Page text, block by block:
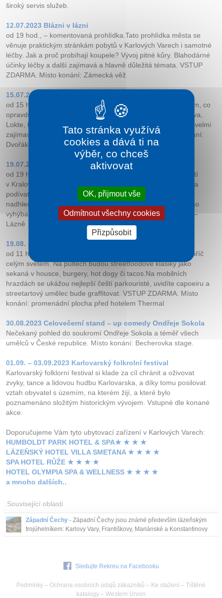
široký servis služeb.
12.07.2023 Blázni v lázni
od 19 hod., – komentovaná prohlídka.Tato prohlídka města se
věnuje praktickým stránkám pobytů v Karlových Varech i samotné
léčby. Jak a proč probíhají koupele? Vývoj pitné kůry. Blahodárné
účinky léčby a další zajímavá a hlavně důležitá témata. VSTUP
ZDARMA. Místo konání: Zámecká věž
15.07.2023 Náš kraj
od 15 hod., komentovaná prohlídka. Nechte si vyprávět o tom, co
opravdu stojí za to. Představení vás seznámí s historií Bečova,
Lokte, Kynžvartu, Teplé, ale i dalších méně známých, avšak velmi
zajímavých míst našeho kraje. VSTUP ZDARMA. Místo konání:
Dvořákovy sady
19.07.2023 To bylo včera
od 19 hod., Zbrusu nová prohlídka města, na téma 20. století
v Kralových Varech. Je čas zapomenout na “zlatý věk” lázní a
podívat se, co se dělo poměrně nedávno. S humorem a
nadhledem vám odvyprávíme příběhy, kterým jsme se dlouho
vyhýbali.VSTUPNÉ ZDARMA. Místo konání: Císařské lázně –
Lázně
19.08. – 20.08.2023 Thermal Street Food Market
od 11 hod., Po celé dva dny budete ochutnávat kuchyně napříč
celým světem. Na pultech budou streetfoodové klasiky jako
sekaná v housce, burgery, hot dogy či tacos.Na mobilních
hrazdách se ukážou nejlepší čeští parkouristé, uvidíte capoeiru a
streetartový umělec bude graffitovat. VSTUP ZDARMA. Místo
konání: promenádní plocha před hotelem Thermal
30.08.2023 Ce­lovečerní stand – up comedy Ondřeje Sokola
Nečekaný pohled do soukromí Ondřeje Sokola a téměř všech
umělců v České republice. Místo konání: Becherovka stage.
01.09. – 03.09.2023 Kar­lovarský folkrolní festival
Karlovarský folklorní festival si klade za cíl chránit a oživovat
zvyky, tance a lidovou hudbu Karlovarska, a díky tomu posilovat
vztah obyvatel s územím, na kterém žijí, a které bylo
poznamenáno složitým historickým vývojem. Vstupné dle konané
akce.
Doporučujeme Vám tyto ubytovací zařízení v Karlových Varech:
HUMBOLDT PARK HOTEL & SPA★ ★ ★ ★
LÁZEŇSKÝ HOTEL VILLA SMETANA ★ ★ ★ ★
SPA HOTEL RŮŽE ★ ★ ★ ★
HOTEL OLYMPIA SPA & WELLNESS ★ ★ ★ ★
a mnoho dalších..
Související oblasti
Západní Čechy - Západní Čechy jsou známé především lázeňským
trojúhelníkem: Karlovy Vary, Františkovy, Mariánské a Konstantinovy
lázně, ale nabízí i množství jiných turisticky atraktivních míst.
Sledujte Rekreu na Facebooku
Podmínky – Ochrana osobních údajů zákazníků – Ke stažení – Tištěné
katalogy – Western Union
Tato stránka využívá
cookies a dává ti na
výběr, co chceš
aktivovat
OK, přijmout vše
Odmítnout všechny cookies
Přizpůsobit